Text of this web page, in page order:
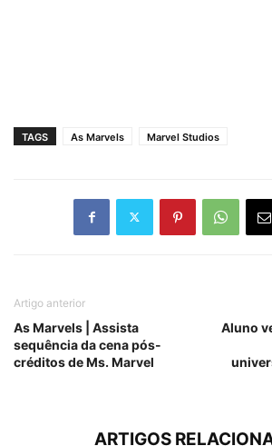
TAGS As Marvels Marvel Studios
Artigo anterior
As Marvels | Assista
sequência da cena pós-
créditos de Ms. Marvel
Aluno
ARTIGOS